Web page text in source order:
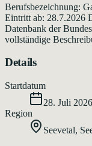
Berufsbezeichnung:
Eintritt ab: 28.7.2026
Datenbank der
vollständige
Details
Startdatum
28. Juli 2026
Region
Seevetal,